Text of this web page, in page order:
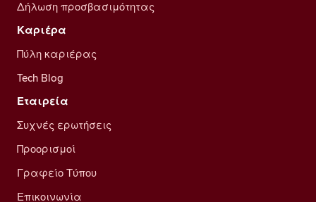
Δήλωση προσβασιμότητας
Καριέρα
Πύλη καριέρας
Tech Blog
Εταιρεία
Συχνές ερωτήσεις
Προορισμοί
Γραφείο Τύπου
Επικοινωνία